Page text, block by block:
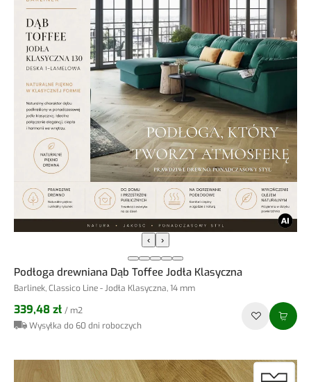
‹ ›
Podłoga drewniana Dąb Toffee Jodła Klasyczna
Barlinek, Classico Line - Jodła Klasyczna, 14 mm
339,48 zł / m2
Wysyłka do 60 dni roboczych